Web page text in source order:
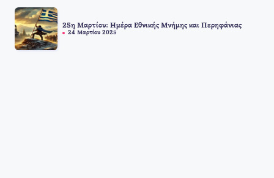
25η Μαρτίου: Ημέρα Εθνικής Μνήμης και Περηφάνιας
24 Μαρτίου 2025